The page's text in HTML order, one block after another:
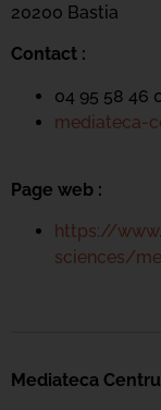
20200 Bastia
Contact :
04 95 58 46
mediateca-
Page web :
https://
sciences/
Mediateca